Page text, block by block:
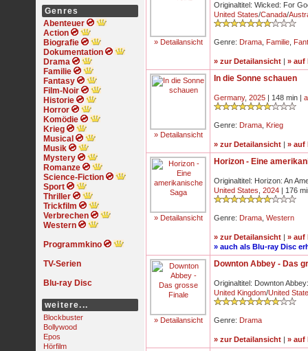
Genres
Abenteuer
Action
Biografie
Dokumentation
Drama
Familie
Fantasy
Film-Noir
Historie
Horror
Komödie
Krieg
Musical
Musik
Mystery
Romanze
Science-Fiction
Sport
Thriller
Trickfilm
Verbrechen
Western
Programmkino
TV-Serien
Blu-ray Disc
weitere...
Blockbuster
Bollywood
Epos
Hörfilm
» Detailansicht
Originaltitel: Wicked: For
United States/Canada/
Genre: Drama Familie
» zur Detailansicht | » auf
» Detailansicht
In die Sonne schauen
Germany, 2025 | 148 min |
Genre: Drama Krieg
» zur Detailansicht | » auf
» Detailansicht
Horizon - Eine
Originaltitel: Horizon: An
United States 2024 | 176
Genre: Drama Western
» zur Detailansicht | » auf
» auch als Blu-ray Disc
» Detailansicht
Downton Abbey - Das
Originaltitel: Downton
United Kingdom/United
Genre: Drama
» zur Detailansicht | » auf